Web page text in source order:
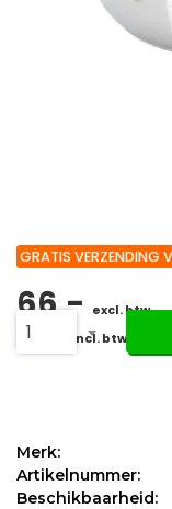
GRATIS VERZENDING
66,- excl. btw
79,86 incl. btw
1
Merk:
Artikelnummer:
Beschikbaarheid: